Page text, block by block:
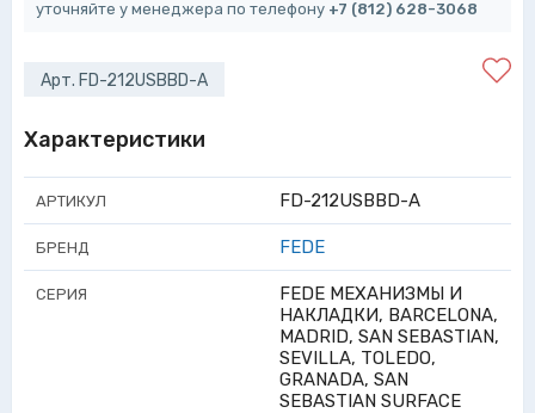
уточняйте у менеджера по телефону +7 (812) 628-3068
Арт. FD-212USBBD-A
Характеристики
АРТИКУЛ FD-212USBBD-A
БРЕНД FEDE
СЕРИЯ
FEDE МЕХАНИЗМЫ И
НАКЛАДКИ, BARCELONA,
MADRID, SAN SEBASTIAN,
SEVILLA, TOLEDO,
GRANADA, SAN
SEBASTIAN SURFACE